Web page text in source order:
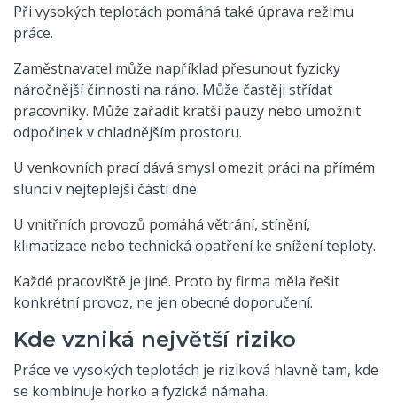
Při vysokých teplotách pomáhá také úprava režimu
práce.
Zaměstnavatel může například přesunout fyzicky
náročnější činnosti na ráno. Může častěji střídat
pracovníky. Může zařadit kratší pauzy nebo umožnit
odpočinek v chladnějším prostoru.
U venkovních prací dává smysl omezit práci na přímém
slunci v nejteplejší části dne.
U vnitřních provozů pomáhá větrání, stínění,
klimatizace nebo technická opatření ke snížení teploty.
Každé pracoviště je jiné. Proto by firma měla řešit
konkrétní provoz, ne jen obecné doporučení.
Kde vzniká největší riziko
Práce ve vysokých teplotách je riziková hlavně tam, kde
se kombinuje horko a fyzická námaha.